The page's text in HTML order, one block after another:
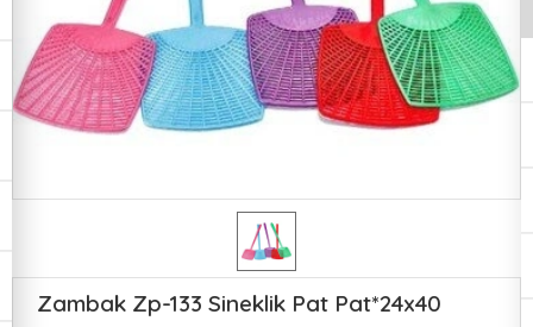
Zambak Zp-133 Sineklik Pat Pat*24x40